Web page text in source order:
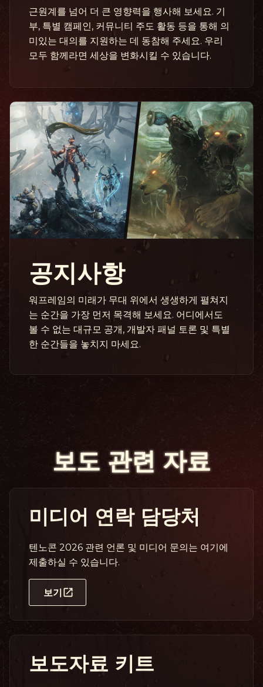
근원계를 넘어 더 큰 영향력을 행사해 보세요. 기
부, 특별 캠페인, 커뮤니티 주도 활동 등을 통해 의
미있는 대의를 지원하는 데 동참해 주세요. 우리
모두 함께라면 세상을 변화시킬 수 있습니다.
공지사항
워프레임의 미래가 무대 위에서 생생하게 펼쳐지
는 순간을 가장 먼저 목격해 보세요. 어디에서도
볼 수 없는 대규모 공개, 개발자 패널 토론 및 특별
한 순간들을 놓치지 마세요.
보도 관련 자료
미디어 연락 담당처
텐노콘 2026 관련 언론 및 미디어 문의는 여기에
제출하실 수 있습니다.
보기
보도자료 키트